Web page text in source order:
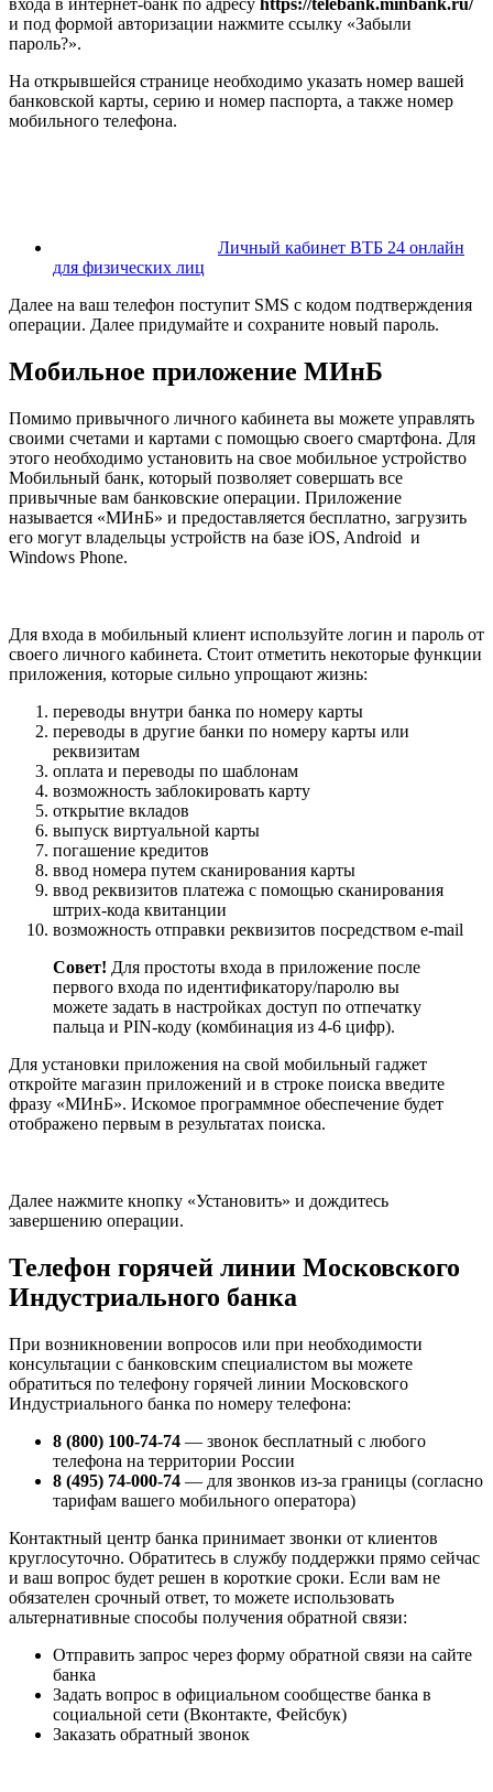
входа в интернет-банк по адресу https://telebank.minbank.ru/
и под формой авторизации нажмите ссылку «Забыли
пароль?».
На открывшейся странице необходимо указать номер вашей
банковской карты, серию и номер паспорта, а также номер
мобильного телефона.
Личный кабинет ВТБ 24 онлайн
для физических лиц
Далее на ваш телефон поступит SMS с кодом подтверждения
операции. Далее придумайте и сохраните новый пароль.
Мобильное приложение МИнБ
Помимо привычного личного кабинета вы можете управлять
своими счетами и картами с помощью своего смартфона. Для
этого необходимо установить на свое мобильное устройство
Мобильный банк, который позволяет совершать все
привычные вам банковские операции. Приложение
называется «МИнБ» и предоставляется бесплатно, загрузить
его могут владельцы устройств на базе iOS, Android и
Windows Phone.
Для входа в мобильный клиент используйте логин и пароль от
своего личного кабинета. Стоит отметить некоторые функции
приложения, которые сильно упрощают жизнь:
переводы внутри банка по номеру карты
переводы в другие банки по номеру карты или
реквизитам
оплата и переводы по шаблонам
возможность заблокировать карту
открытие вкладов
выпуск виртуальной карты
погашение кредитов
ввод номера путем сканирования карты
ввод реквизитов платежа с помощью сканирования
штрих-кода квитанции
возможность отправки реквизитов посредством e-mail
Совет! Для простоты входа в приложение после
первого входа по идентификатору/паролю вы
можете задать в настройках доступ по отпечатку
пальца и PIN-коду (комбинация из 4-6 цифр).
Для установки приложения на свой мобильный гаджет
откройте магазин приложений и в строке поиска введите
фразу «МИнБ». Искомое программное обеспечение будет
отображено первым в результатах поиска.
Далее нажмите кнопку «Установить» и дождитесь
завершению операции.
Телефон горячей линии Московского
Индустриального банка
При возникновении вопросов или при необходимости
консультации с банковским специалистом вы можете
обратиться по телефону горячей линии Московского
Индустриального банка по номеру телефона:
8 (800) 100-74-74 — звонок бесплатный с любого
телефона на территории России
8 (495) 74-000-74 — для звонков из-за границы (согласно
тарифам вашего мобильного оператора)
Контактный центр банка принимает звонки от клиентов
круглосуточно. Обратитесь в службу поддержки прямо сейчас
и ваш вопрос будет решен в короткие сроки. Если вам не
обязателен срочный ответ, то можете использовать
альтернативные способы получения обратной связи:
Отправить запрос через форму обратной связи на сайте
банка
Задать вопрос в официальном сообществе банка в
социальной сети (Вконтакте, Фейсбук)
Заказать обратный звонок